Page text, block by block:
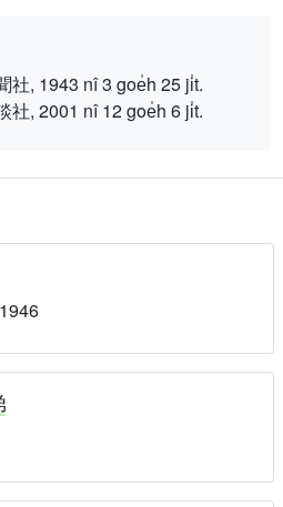
社, 1943 nî 3 goe̍h 25 ji̍t.
社, 2001 nî 12 goe̍h 6 ji̍t.